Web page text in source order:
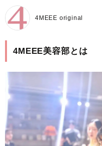
4MEEE original
4MEEE美容部とは